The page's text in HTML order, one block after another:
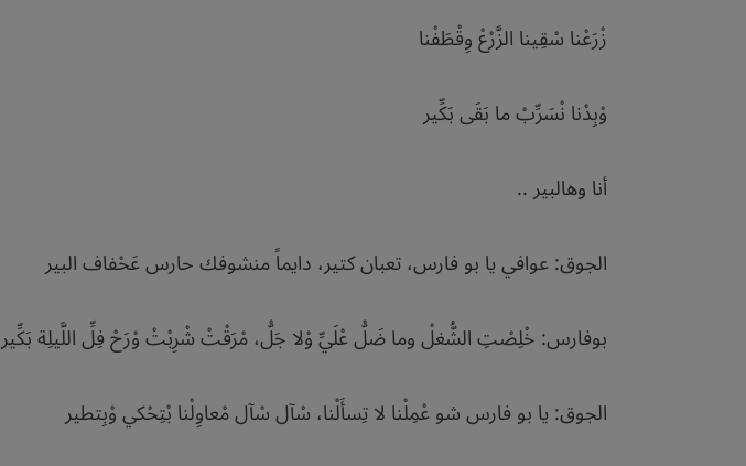
زْرَعْنا سْقِينا الزَّرْعْ وِقْطَفْنا
وْبِدْنا نْسَرِّبْ ما بَقَى بَكِّير
أنا وهالبير ..
الجوق: عوافي يا بو فارس، تعبان كتير، دايماً منشوفك حارس عَحْفاف البير
بوفارس: خْلِصْتِ الشُّغلْ وما ضَلّْ عْلَيِّ وْلا جَلّْ، مْرَقْتْ شْرِبْتْ وْرَحْ فِلِّ اللَّيلِة بَكِّير
الجوق: يا بو فارس شو عْمِلْنا لا تِسأَلْنا، سْآل سْآل مْعاوِلْنا بْتِحْكي وْبِتطير